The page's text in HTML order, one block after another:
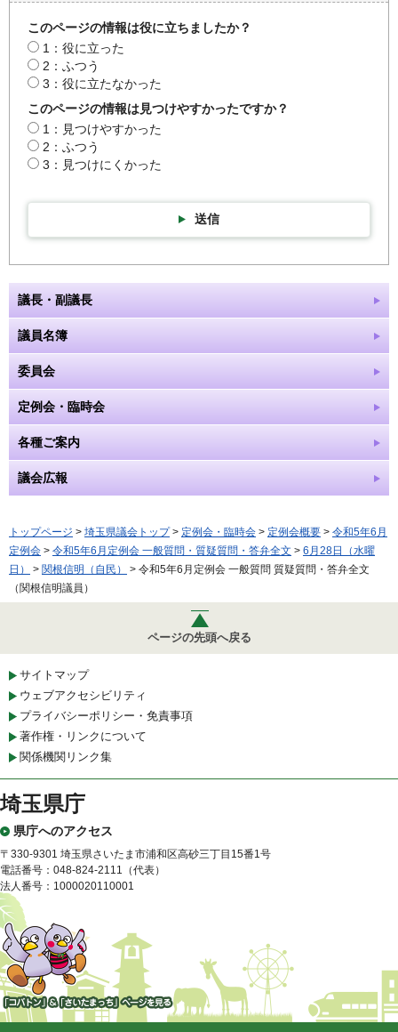
このページの情報は役に立ちましたか？
1：役に立った
2：ふつう
3：役に立たなかった
このページの情報は見つけやすかったですか？
1：見つけやすかった
2：ふつう
3：見つけにくかった
送信
議長・副議長
議員名簿
委員会
定例会・臨時会
各種ご案内
議会広報
トップページ > 埼玉県議会トップ> 定例会・臨時会 > 定例会概要 > 令和5年6月
定例会 > 令和5年6月定例会 一般質問・質疑質問・答弁全文 > 6月28日（水曜
日）
> 関根信明（自民）
> 令和5年6月定例会 一般質問 質疑質問・答弁全文
（関根信明議員）
ページの先頭へ戻る
サイトマップ
ウェブアクセシビリティ
プライバシーポリシー・免責事項
著作権・リンクについて
関係機関リンク集
埼玉県庁
県庁へのアクセス
〒330-9301 埼玉県さいたま市浦和区高砂三丁目15番1号
電話番号：048-824-2111（代表）
法人番号：1000020110001
「コバトン」&「さいたまっ